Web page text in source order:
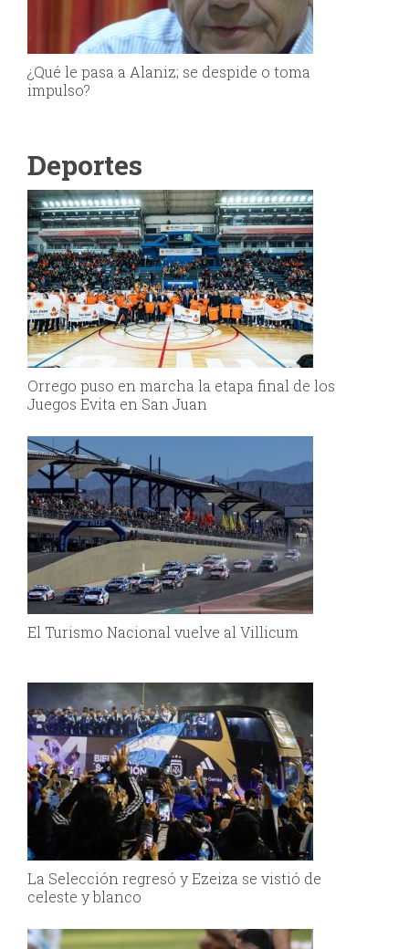
¿Qué le pasa a Alaniz; se despide o toma
impulso?
Deportes
Orrego puso en marcha la etapa final de los
Juegos Evita en San Juan
El Turismo Nacional vuelve al Villicum
La Selección regresó y Ezeiza se vistió de
celeste y blanco